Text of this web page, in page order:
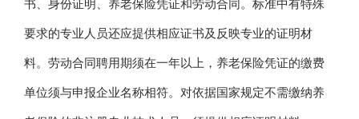
书、身份证明、养老保险凭证和劳动合同。标准中有特殊
要求的专业人员还应提供相应证书及反映专业的证明材
料。劳动合同聘用期须在一年以上，养老保险凭证的缴费
单位须与申报企业名称相符。对依据国家规定不需缴纳养